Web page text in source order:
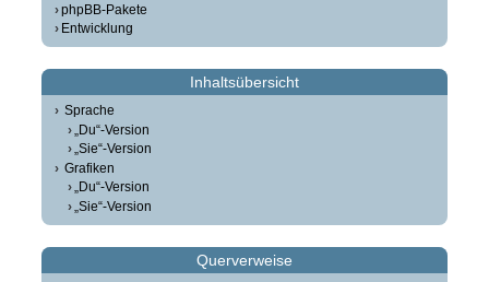
phpBB-Pakete
Entwicklung
Inhaltsübersicht
Sprache
„Du“-Version
„Sie“-Version
Grafiken
„Du“-Version
„Sie“-Version
Querverweise